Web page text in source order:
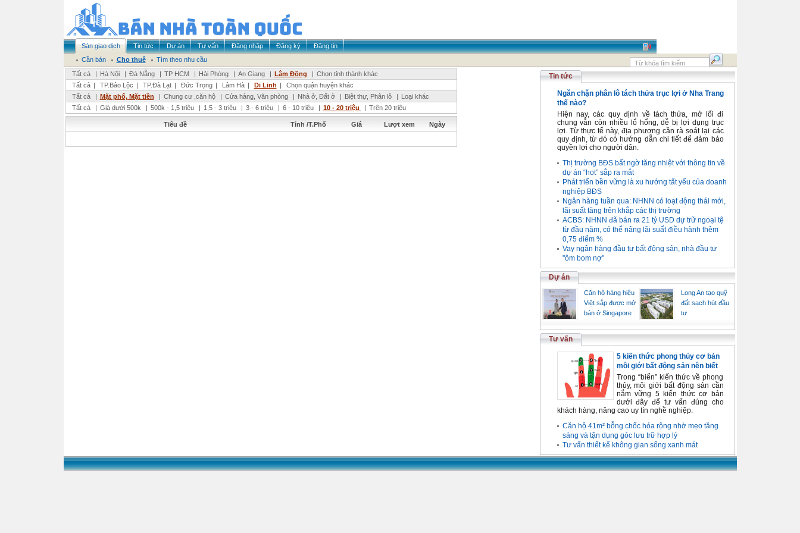
Sàn giao dịch Tin tức Dự án Tư vấn Đăng nhập Đăng ký
Đăng tin
Cần bán
Cho thuê
Tìm theo nhu cầu
Tất cả
| Hà Nội | Đà Nẵng | TP HCM | Hải Phòng | An Giang | Lâm Đồng | Chọn tỉnh thành khác
Tất cả | TP.Bảo Lộc | TP.Đà Lạt | Đức Trọng | Lâm Hà | Di Linh |
Chọn quận huyện khác
Tất cả
| Mặt phố, Mặt tiền | Chung cư ,căn hộ | Cửa hàng, Văn phòng | Nhà ở, Đất ở | Biệt thự, Phân lô | Loại khác
Tất cả
| Giá dưới 500k | 500k - 1,5 triệu | 1,5 - 3 triệu | 3 - 6 triệu | 6 - 10 triệu | 10 - 20 triệu | Trên 20 triệu
Tiêu đề Tỉnh /T.Phố Giá Lượt xem Ngày
Tin tức
Ngăn chặn phân lô tách thửa trục lợi ở Nha Trang
thế nào?
Hiện nay, các quy định về tách thửa, mở lối đi
chung vẫn còn nhiều lổ hổng, dễ bị lợi dụng trục
lợi. Từ thực tế này, địa phương cần rà soát lại các
quy định, từ đó có hướng dẫn chi tiết để đảm bảo
quyền lợi cho người dân.
Thị trường BĐS bất ngờ tăng nhiệt với thông tin về
dự án “hot” sắp ra mắt
Phát triển bền vững là xu hướng tất yếu của doanh
nghiệp BĐS
Ngân hàng tuần qua: NHNN có loạt động thái mới,
lãi suất tăng trên khắp các thị trường
ACBS: NHNN đã bán ra 21 tỷ USD dự trữ ngoại tệ
từ đầu năm, có thể nâng lãi suất điều hành thêm
0,75 điểm %
Vay ngân hàng đầu tư bất động sản, nhà đầu tư
"ôm bom nợ"
Dự án
Căn hộ hàng hiệu
Việt sắp được mở
bán ở Singapore
Long An tạo quỹ
đất sạch hút đầu
tư
Tư vấn
5 kiến thức phong thủy cơ bản
môi giới bất động sản nên biết
Trong “biển” kiến thức về phong
thủy, môi giới bất động sản cần
nắm vững 5 kiến thức cơ bản
dưới đây để tư vấn đúng cho
khách hàng, nâng cao uy tín nghề nghiệp.
Căn hộ 41m² bỗng chốc hóa rộng nhờ mẹo tăng
sáng và tận dụng góc lưu trữ hợp lý
Tư vấn thiết kế không gian sống xanh mát